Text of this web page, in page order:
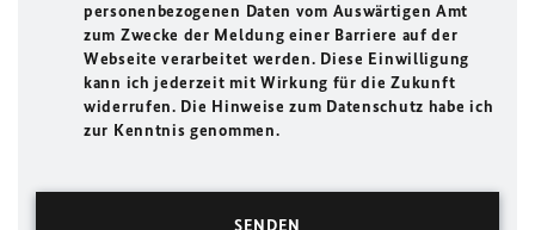
personenbezogenen Daten vom Auswärtigen Amt
zum Zwecke der Meldung einer Barriere auf der
Webseite verarbeitet werden. Diese Einwilligung
kann ich jederzeit mit Wirkung für die Zukunft
widerrufen. Die Hinweise zum Datenschutz habe ich
zur Kenntnis genommen.